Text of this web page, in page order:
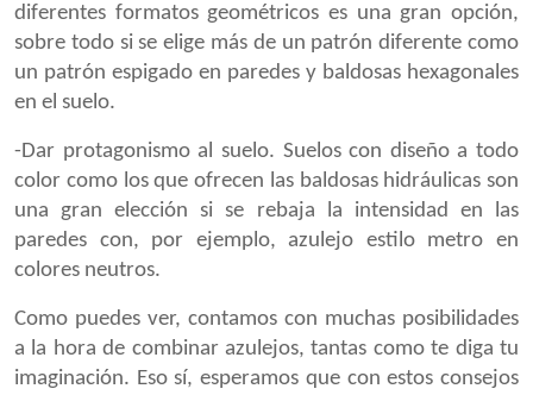
diferentes formatos geométricos es una gran opción,
sobre todo si se elige más de un patrón diferente como
un patrón espigado en paredes y baldosas hexagonales
en el suelo.
-Dar protagonismo al suelo. Suelos con diseño a todo
color como los que ofrecen las baldosas hidráulicas son
una gran elección si se rebaja la intensidad en las
paredes con, por ejemplo, azulejo estilo metro en
colores neutros.
Como puedes ver, contamos con muchas posibilidades
a la hora de combinar azulejos, tantas como te diga tu
imaginación. Eso sí, esperamos que con estos consejos